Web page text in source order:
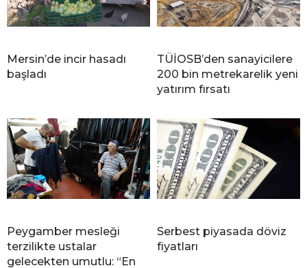
Mersin’de incir hasadı
başladı
TÜİOSB’den sanayicilere
200 bin metrekarelik yeni
yatırım fırsatı
Peygamber mesleği
terzilikte ustalar
gelecekten umutlu: “En
Serbest piyasada döviz
fiyatları